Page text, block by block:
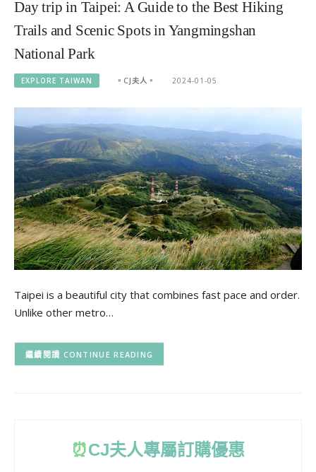
Day trip in Taipei: A Guide to the Best Hiking
Trails and Scenic Spots in Yangmingshan
National Park
EXPLORE TAIWAN 。CJ夫人。 2024-01-05
Taipei is a beautiful city that combines fast pace and order.
Unlike other metro…
CONTINUE READING
⏰CJ夫人專屬訂購優惠